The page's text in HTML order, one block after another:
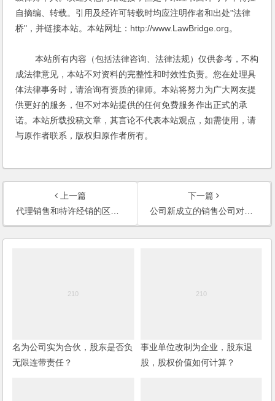
自摘编、转载。引用及经许可转载时均应注明作者和出处"法律
桥"，并链接本站。本站网址：http://www.LawBridge.org。
本站所有内容（包括法律咨询、法律法规）仅供参考，不构
成法律意见，本站不对资料的完整性和时效性负责。您在处理具
体法律事务时，请洽询有资质的律师。本站将努力为广大网友提
供更好的服务，但不对本站提供的任何免费服务作出正式的承
诺。本站所载投稿文章，其言论不代表本站观点，如需使用，请
与原作者联系，版权归原作者所有。
上一篇
代理销售和特许经销的区别？
下一篇
公司新成立的销售公司对外签订合同，对外如何开代理委托书？
名为公司实为合伙，股东是否负
无限连带责任？
事业单位改制为企业，股东退
股，股权价值如何计算？